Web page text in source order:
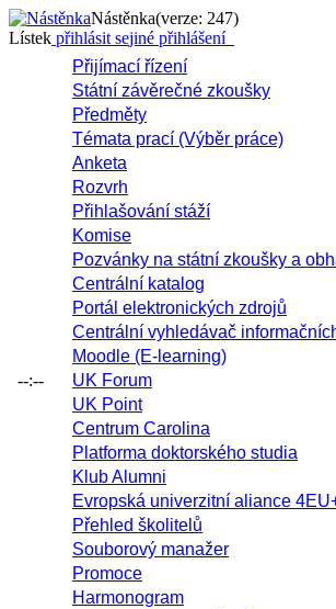
Nástěnka(verze: 247)
Lístek přihlásit sejiné přihlášení
--:--
Přijímací řízení
Státní závěrečné zkoušky
Předměty
Témata prací (Výběr práce)
Anketa
Rozvrh
Přihlašování stáží
Komise
Pozvánky na státní zkoušky a
Centrální katalog
Portál elektronických zdrojů
Centrální vyhledávač
Moodle (E-learning)
UK Forum
UK Point
Centrum Carolina
Platforma doktorského studia
Klub Alumni
Evropská univerzitní aliance
Přehled školitelů
Souborový manažer
Promoce
Harmonogram